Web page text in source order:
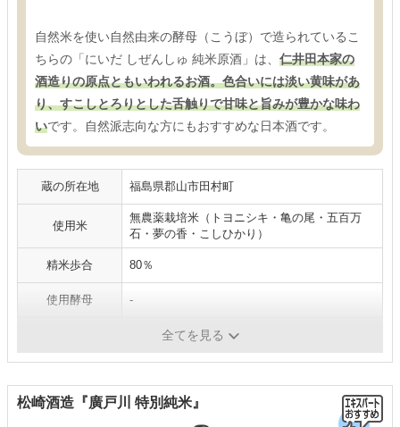
自然米を使い自然由来の酵母（こうぼ）で造られているこ
ちらの「にいだ しぜんしゅ 純米原酒」は、 仁井田本家の
酒造りの原点ともいわれるお酒。色合いには淡い黄味があ
り、すこしとろりとした舌触りで甘味と旨みが豊かな味わ
いです。自然派志向な方にもおすすめな日本酒です。
蔵の所在地 福島県郡山市田村町
使用米
無農薬栽培米（トヨニシキ・亀の尾・五百万
石・夢の香・こしひかり）
精米歩合 80％
使用酵母 -
16.5度全てを見る
松崎酒造『廣戸川 特別純米』